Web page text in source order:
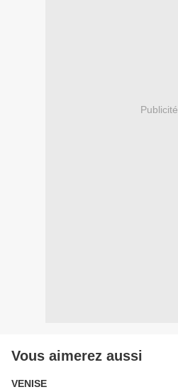
Publicité
Vous aimerez aussi
VENISE